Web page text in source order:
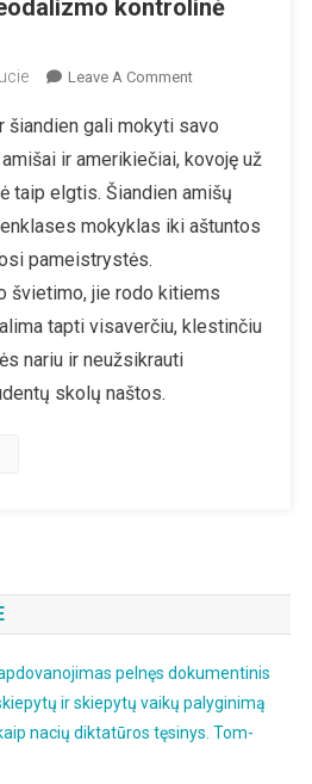
kontrolinė
Leave A CommentOn
Kontrolinė
Grupė
gali mokyti savo
ir amerikiečiai, kovoję už
taip elgtis. Šiandien amišų
mokyklas iki aštuntos
pameistrystės.
švietimo, jie rodo kitiems
tapti visaverčiu, klestinčiu
nariu ir neužsikrauti
skolų naštos.
pelnęs dokumentinis
ir skiepytų vaikų palyginimą
nacių diktatūros tęsinys. Tom-